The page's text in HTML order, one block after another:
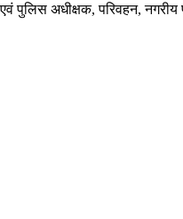
अधीक्षक, परिवहन, नगरीय